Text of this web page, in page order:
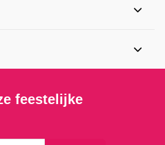
feestelijke